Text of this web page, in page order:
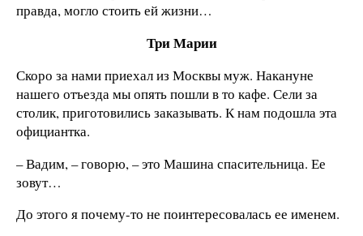
правда, могло стоить ей жизни…
Три Марии
Скоро за нами приехал из Москвы муж. Накануне
нашего отъезда мы опять пошли в то кафе. Сели за
столик, приготовились заказывать. К нам подошла эта
официантка.
– Вадим, – говорю, – это Машина спасительница. Ее
зовут…
До этого я почему-то не поинтересовалась ее именем.